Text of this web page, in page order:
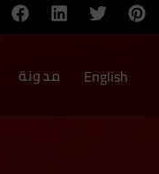
مدونة English